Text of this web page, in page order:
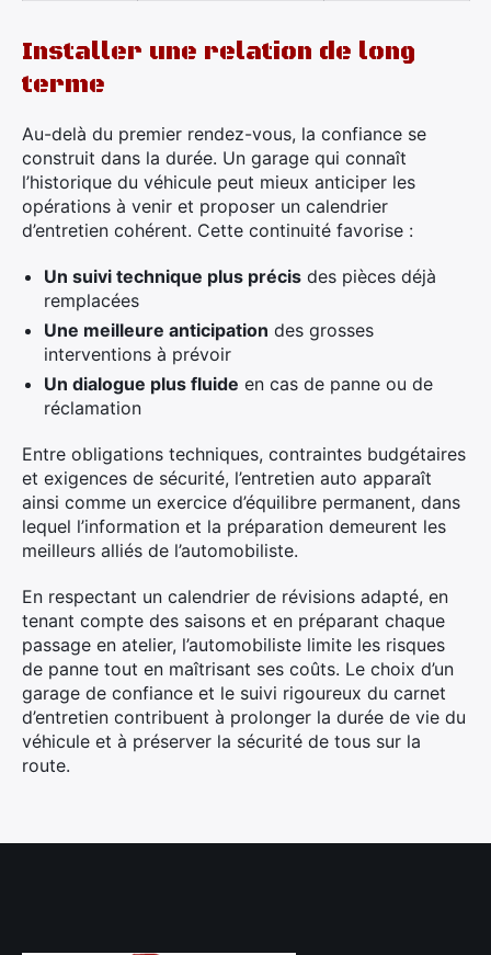
Installer une relation de long
terme
Au-delà du premier rendez-vous, la confiance se
construit dans la durée. Un garage qui connaît
l’historique du véhicule peut mieux anticiper les
opérations à venir et proposer un calendrier
d’entretien cohérent. Cette continuité favorise :
Un suivi technique plus précis des pièces déjà
remplacées
Une meilleure anticipation des grosses
interventions à prévoir
Un dialogue plus fluide en cas de panne ou de
réclamation
Entre obligations techniques, contraintes budgétaires
et exigences de sécurité, l’entretien auto apparaît
ainsi comme un exercice d’équilibre permanent, dans
lequel l’information et la préparation demeurent les
meilleurs alliés de l’automobiliste.
En respectant un calendrier de révisions adapté, en
tenant compte des saisons et en préparant chaque
passage en atelier, l’automobiliste limite les risques
de panne tout en maîtrisant ses coûts. Le choix d’un
garage de confiance et le suivi rigoureux du carnet
d’entretien contribuent à prolonger la durée de vie du
véhicule et à préserver la sécurité de tous sur la
route.